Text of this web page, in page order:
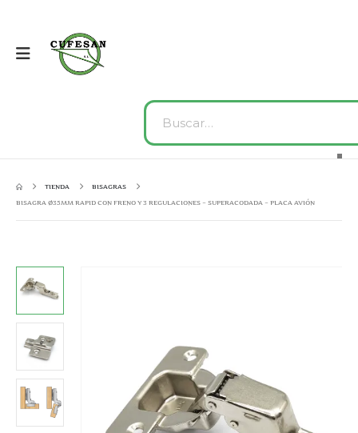
TIENDA
BISAGRAS
BISAGRA Ø35MM RAPID CON FRENO Y 3 REGULACIONES – SUPERACODADA – PLACA AVIÓN